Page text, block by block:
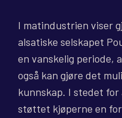
I matindustrien viser
alsatiske selskapet
en vanskelig periode,
også kan gjøre det
kunnskap. I stedet for
støttet kjøperne en